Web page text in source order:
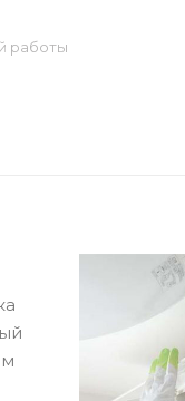
работы